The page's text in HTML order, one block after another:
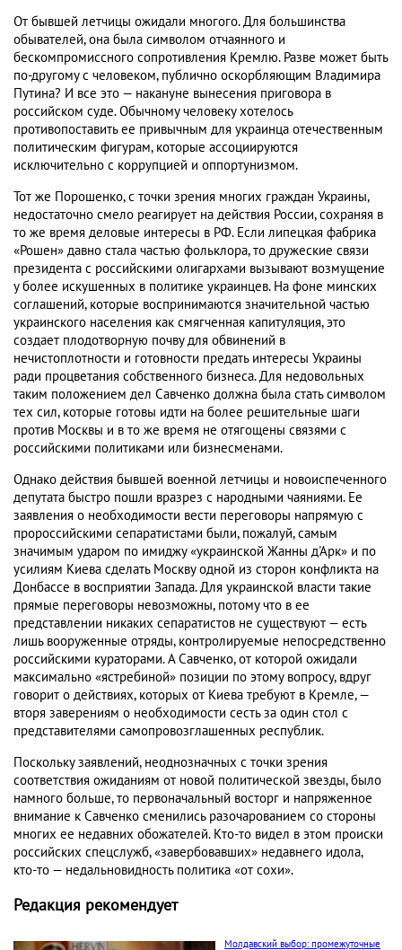
От бывшей летчицы ожидали многого. Для большинства
обывателей, она была символом отчаянного и
бескомпромиссного сопротивления Кремлю. Разве может быть
по-другому с человеком, публично оскорбляющим Владимира
Путина? И все это — накануне вынесения приговора в
российском суде. Обычному человеку хотелось
противопоставить ее привычным для украинца отечественным
политическим фигурам, которые ассоциируются
исключительно с коррупцией и оппортунизмом.
Тот же Порошенко, с точки зрения многих граждан Украины,
недостаточно смело реагирует на действия России, сохраняя в
то же время деловые интересы в РФ. Если липецкая фабрика
«Рошен» давно стала частью фольклора, то дружеские связи
президента с российскими олигархами вызывают возмущение
у более искушенных в политике украинцев. На фоне минских
соглашений, которые воспринимаются значительной частью
украинского населения как смягченная капитуляция, это
создает плодотворную почву для обвинений в
нечистоплотности и готовности предать интересы Украины
ради процветания собственного бизнеса. Для недовольных
таким положением дел Савченко должна была стать символом
тех сил, которые готовы идти на более решительные шаги
против Москвы и в то же время не отягощены связями с
российскими политиками или бизнесменами.
Однако действия бывшей военной летчицы и новоиспеченного
депутата быстро пошли вразрез с народными чаяниями. Ее
заявления о необходимости вести переговоры напрямую с
пророссийскими сепаратистами были, пожалуй, самым
значимым ударом по имиджу «украинской Жанны д'Арк» и по
усилиям Киева сделать Москву одной из сторон конфликта на
Донбассе в восприятии Запада. Для украинской власти такие
прямые переговоры невозможны, потому что в ее
представлении никаких сепаратистов не существуют — есть
лишь вооруженные отряды, контролируемые непосредственно
российскими кураторами. А Савченко, от которой ожидали
максимально «ястребиной» позиции по этому вопросу, вдруг
говорит о действиях, которых от Киева требуют в Кремле, —
вторя заверениям о необходимости сесть за один стол с
представителями самопровозглашенных республик.
Поскольку заявлений, неоднозначных с точки зрения
соответствия ожиданиям от новой политической звезды, было
намного больше, то первоначальный восторг и напряженное
внимание к Савченко сменились разочарованием со стороны
многих ее недавних обожателей. Кто-то видел в этом происки
российских спецслужб, «завербовавших» недавнего идола,
кто-то — недальновидность политика «от сохи».
Редакция рекомендует
Молдавский выбор: промежуточные